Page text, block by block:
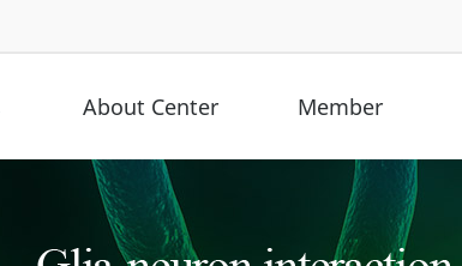
About Center Member